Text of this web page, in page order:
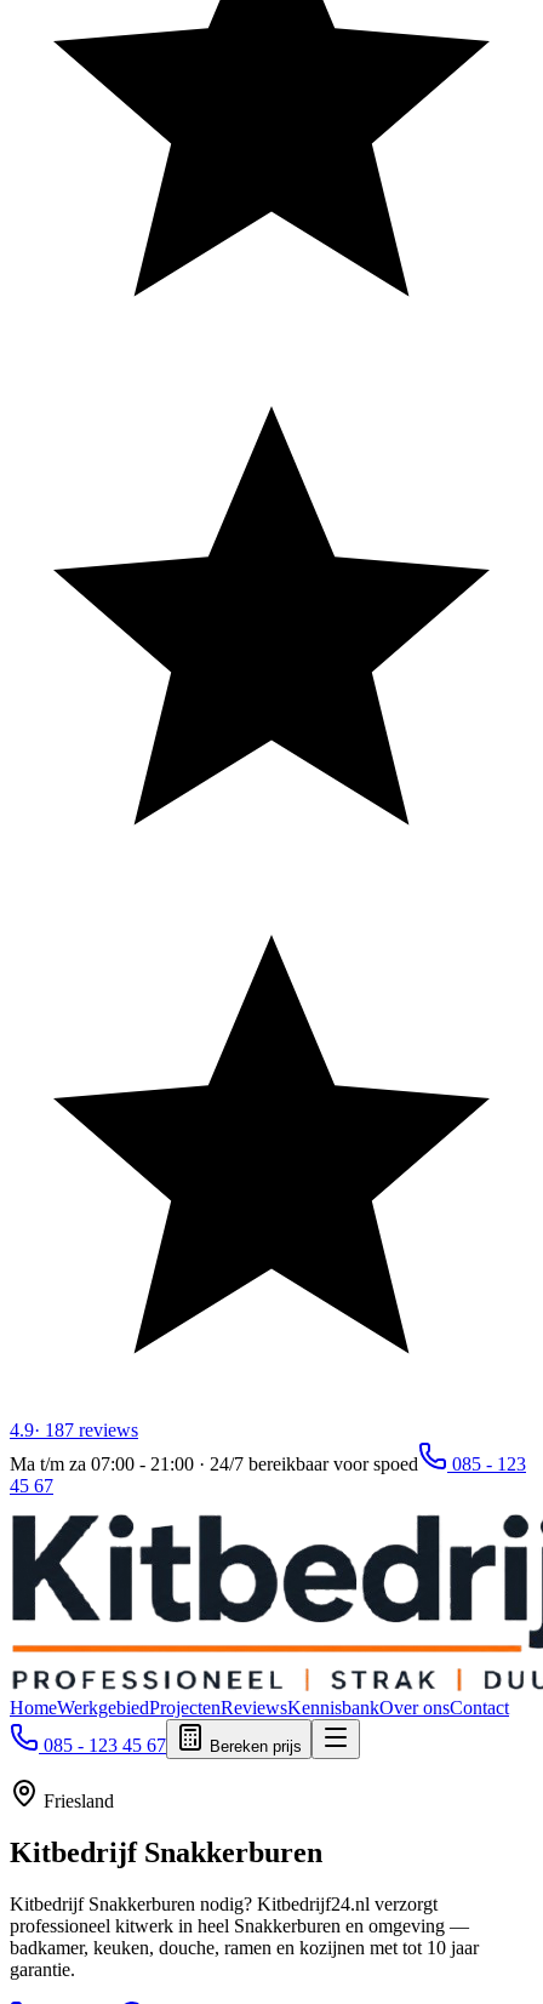
4.9· 187 reviews
Ma t/m za 07:00 - 21:00 · 24/7 bereikbaar voor spoed
085 - 123
45 67
HomeWerkgebiedProjectenReviewsKennisbankOver onsContact
085 - 123 45 67
Bereken prijs
Friesland
Kitbedrijf Snakkerburen
Kitbedrijf Snakkerburen nodig? Kitbedrijf24.nl verzorgt
professioneel kitwerk in heel Snakkerburen en omgeving —
badkamer, keuken, douche, ramen en kozijnen met tot 10 jaar
garantie.